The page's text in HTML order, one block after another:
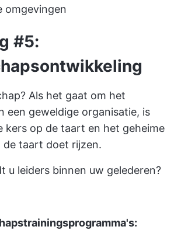
omgevingen
#5:
Als het gaat om het
een geweldige organisatie, is
kers op de taart en het geheime
de taart doet rijzen.
u leiders binnen uw gelederen?